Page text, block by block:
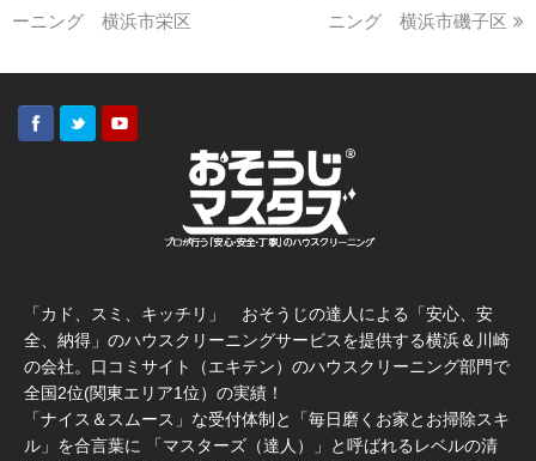
ーニング 横浜市栄区
ニング 横浜市磯子区
「カド、スミ、キッチリ」 おそうじの達人による「安心、安
全、納得」のハウスクリーニングサービスを提供する横浜＆川崎
の会社。口コミサイト（エキテン）のハウスクリーニング部門で
全国2位(関東エリア1位）の実績！
「ナイス＆スムース」な受付体制と「毎日磨くお家とお掃除スキ
ル」を合言葉に 「マスターズ（達人）」と呼ばれるレベルの清